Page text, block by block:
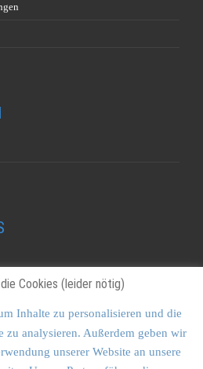
Cookies (leider nötig)
Inhalte zu personalisieren und die
zu analysieren. Außerdem geben wir
unserer Website an unsere